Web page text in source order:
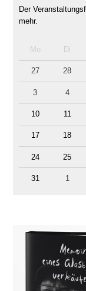
Der
mehr.
Mo Di
27 28
3 4
10 11
17 18
24 25
31 1